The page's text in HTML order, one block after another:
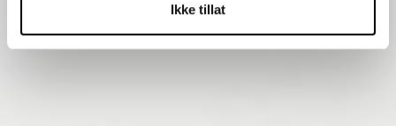
Ikke tillat